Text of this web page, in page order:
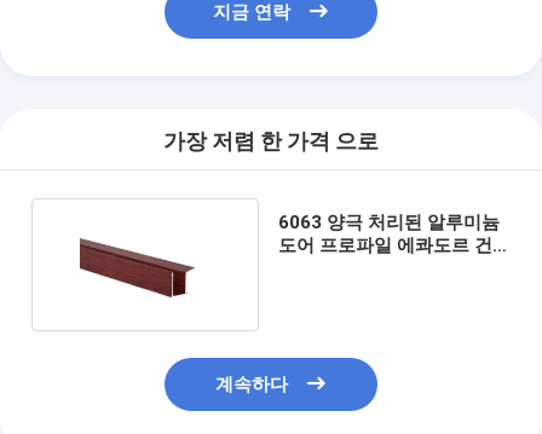
지금 연락
가장 저렴 한 가격 으로
6063 양극 처리된 알루미늄
도어 프로파일 에콰도르 건
계속하다